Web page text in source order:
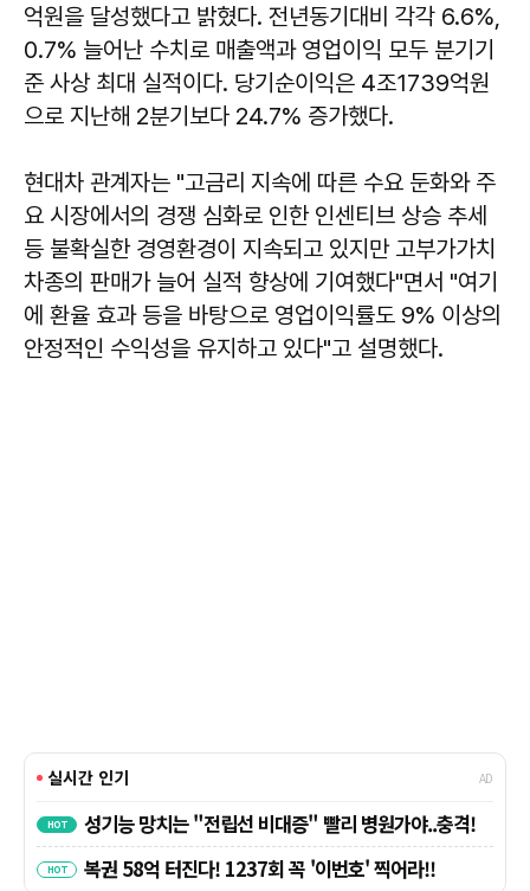
억원을 달성했다고 밝혔다. 전년동기대비 각각 6.6%,
0.7% 늘어난 수치로 매출액과 영업이익 모두 분기기
준 사상 최대 실적이다. 당기순이익은 4조1739억원
으로 지난해 2분기보다 24.7% 증가했다.
현대차 관계자는 "고금리 지속에 따른 수요 둔화와 주
요 시장에서의 경쟁 심화로 인한 인센티브 상승 추세
등 불확실한 경영환경이 지속되고 있지만 고부가가치
차종의 판매가 늘어 실적 향상에 기여했다"면서 "여기
에 환율 효과 등을 바탕으로 영업이익률도 9% 이상의
안정적인 수익성을 유지하고 있다"고 설명했다.